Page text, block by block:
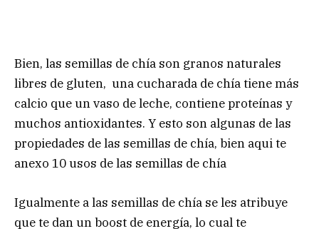
Bien, las semillas de chía son granos naturales
libres de gluten, una cucharada de chía tiene más
calcio que un vaso de leche, contiene proteínas y
muchos antioxidantes. Y esto son algunas de las
propiedades de las semillas de chía, bien aqui te
anexo 10 usos de las semillas de chía
Igualmente a las semillas de chía se les atribuye
que te dan un boost de energía, lo cual te